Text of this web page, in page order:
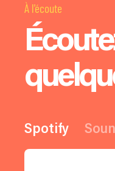
À l'écoute
Spotify